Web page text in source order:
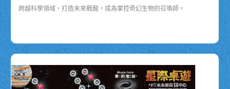
跨越科學領域，打造未來戰龍，成為掌控奇幻生物的召喚師。